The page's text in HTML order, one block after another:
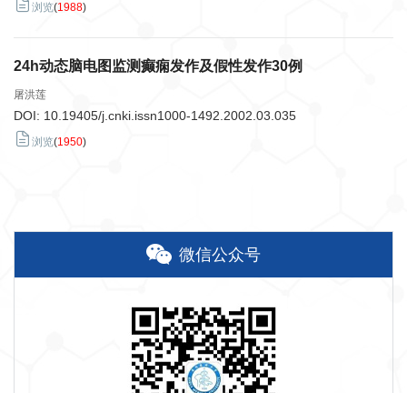
浏览(1988)
24h动态脑电图监测癫痫发作及假性发作30例
屠洪莲
DOI: 10.19405/j.cnki.issn1000-1492.2002.03.035
浏览(1950)
微信公众号